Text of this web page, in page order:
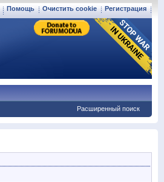
Регистрация
Очистить cookie
Помощь
Расширенный поиск